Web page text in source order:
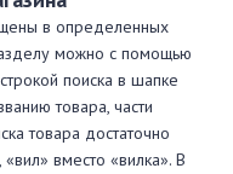
в определенных
можно с помощью
поиска в шапке
товара, части
товара достаточно
«вил» вместо «вилка». В